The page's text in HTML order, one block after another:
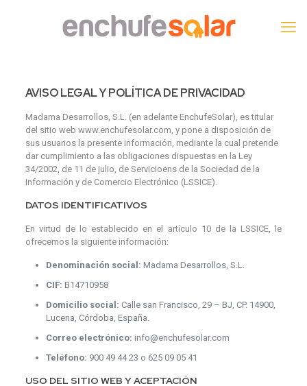
AVISO LEGAL Y POLÍTICA DE PRIVACIDAD
Madama Desarrollos, S.L. (en adelante EnchufeSolar), es titular
del sitio web www.enchufesolar.com, y pone a disposición de
sus usuarios la presente información, mediante la cual pretende
dar cumplimiento a las obligaciones dispuestas en la Ley
34/2002, de 11 de julio, de Servicioens de la Sociedad de la
Información y de Comercio Electrónico (LSSICE).
DATOS IDENTIFICATIVOS
En virtud de lo establecido en el artículo 10 de la LSSICE, le
ofrecemos la siguiente información:
Denominación social: Madama Desarrollos, S.L.
CIF: B14710958
Domicilio social: Calle san Francisco, 29 – BJ, CP. 14900,
Lucena, Córdoba, España.
Correo electrónico: info@enchufesolar.com
Teléfono: 900 49 44 23 o 625 09 05 41
USO DEL SITIO WEB Y ACEPTACIÓN